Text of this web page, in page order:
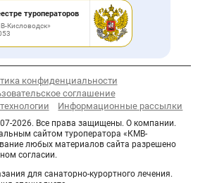
туроператоров
Кисловодск»
конфиденциальности
соглашение
Информационные рассылки
2026. Все права защищены. О компании.
сайтом туроператора «КМВ-
любых материалов сайта разрешено
согласии.
для санаторно-курортного лечения.